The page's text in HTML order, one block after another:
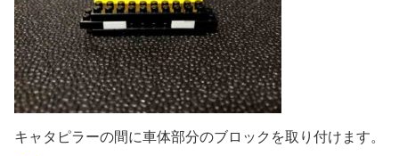
キャタピラーの間に車体部分のブロックを取り付けます。